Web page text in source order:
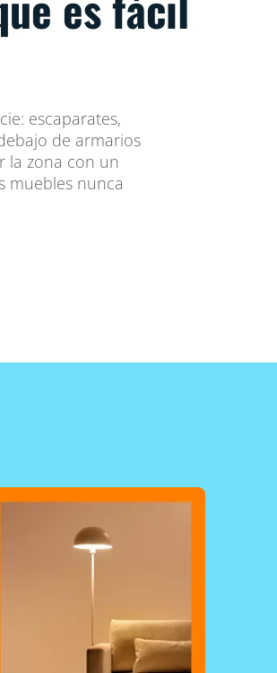
escaparates,
de armarios
la zona con un
muebles nunca